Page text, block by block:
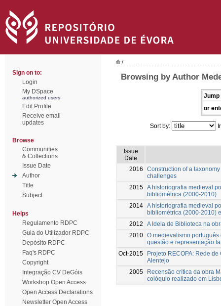
Sign on to:
Login
My DSpace
authorized users
Edit Profile
Receive email
updates
Browse
Communities
& Collections
Issue Date
Author
Title
Subject
Helps
Regulamento RDPC
Guia do Utilizador RDPC
Depósito RDPC
Faq's RDPC
Copyright
Integração CV DeGóis
Workshop Open Access
Open Access Declarations
Newsletter Open Access
/
Browsing by Author
Jump
or
Sort by:
Issue
Date
2016
Construction of a
challenges
2015 A historiografia medieval
bibliométrica (2000-2010)
2014 A historiografia medieval
bibliométrica (2000-2010)
2012
A Ideia de Biblioteca na
2010 O medievalismo
questão e representação
Oct-2015
Projeto RECOPA: Rede
Alentejo
2005
Recensão crítica da obra
colóquio realizado em